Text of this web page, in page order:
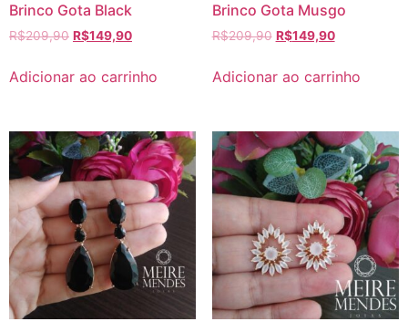
Brinco Gota Black
R$209,90 R$149,90
Adicionar ao carrinho
Brinco Gota Musgo
R$209,90 R$149,90
Adicionar ao carrinho